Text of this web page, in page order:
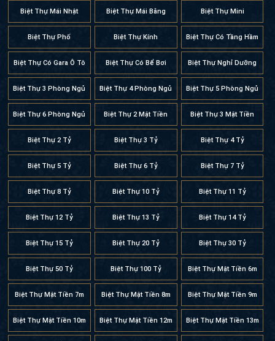
Biệt Thự Mái Nhật Biệt Thự Mái Bằng Biệt Thự Mini
Biệt Thự Phố Biệt Thự Kính Biệt Thự Có Tầng Hầm
Biệt Thự Có Gara Ô Tô Biệt Thự Có Bể Bơi Biệt Thự Nghỉ Dưỡng
Biệt Thự 3 Phòng Ngủ Biệt Thự 4 Phòng Ngủ Biệt Thự 5 Phòng Ngủ
Biệt Thự 6 Phòng Ngủ Biệt Thự 2 Mặt Tiền Biệt Thự 3 Mặt Tiền
Biệt Thự 2 Tỷ Biệt Thự 3 Tỷ Biệt Thự 4 Tỷ
Biệt Thự 5 Tỷ Biệt Thự 6 Tỷ Biệt Thự 7 Tỷ
Biệt Thự 8 Tỷ Biệt Thự 10 Tỷ Biệt Thự 11 Tỷ
Biệt Thự 12 Tỷ Biệt Thự 13 Tỷ Biệt Thự 14 Tỷ
Biệt Thự 15 Tỷ Biệt Thự 20 Tỷ Biệt Thự 30 Tỷ
Biệt Thự 50 Tỷ Biệt Thự 100 Tỷ Biệt Thự Mặt Tiền 6m
Biệt Thự Mặt Tiền 7m Biệt Thự Mặt Tiền 8m Biệt Thự Mặt Tiền 9m
Biệt Thự Mặt Tiền 10m Biệt Thự Mặt Tiền 12m Biệt Thự Mặt Tiền 13m